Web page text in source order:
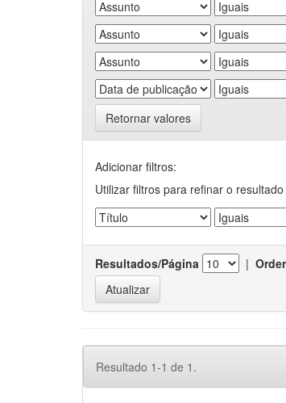
Retornar valores
Adicionar filtros:
Utilizar filtros para refinar o
Resultados/Página |
Resultado 1-1 de 1.